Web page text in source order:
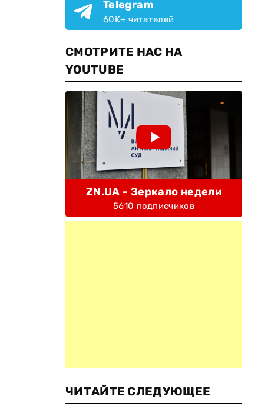
Telegram
60K+ читателей
СМОТРИТЕ НАС НА
YOUTUBE
ZN.UA - Зеркало недели
5610 подписчиков
ЧИТАЙТЕ СЛЕДУЮЩЕЕ